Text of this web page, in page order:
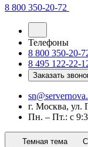
8 800 350-20-72
Телефоны
8 800 350-20-
8 495 122-22-
Заказать
г. Москва, ул.
Пн. – Пт.: с
Темная тема